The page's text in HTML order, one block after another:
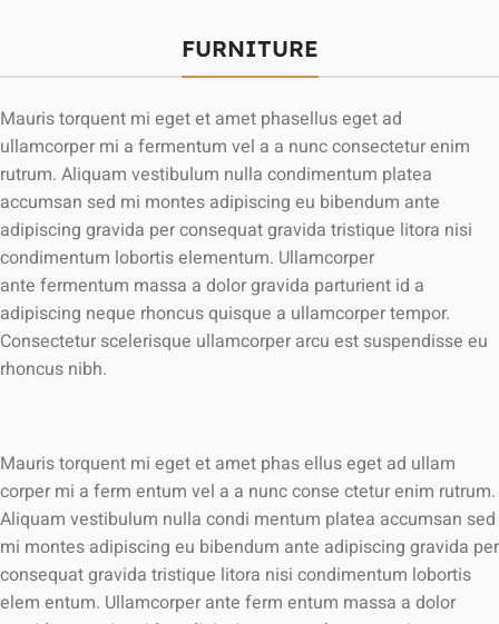
FURNITURE
Mauris torquent mi eget et amet phasellus eget ad
ullamcorper mi a fermentum vel a a nunc consectetur enim
rutrum. Aliquam vestibulum nulla condimentum platea
accumsan sed mi montes adipiscing eu bibendum ante
adipiscing gravida per consequat gravida tristique litora nisi
condimentum lobortis elementum. Ullamcorper
ante fermentum massa a dolor gravida parturient id a
adipiscing neque rhoncus quisque a ullamcorper tempor.
Consectetur scelerisque ullamcorper arcu est suspendisse eu
rhoncus nibh.
Mauris torquent mi eget et amet phas ellus eget ad ullam
corper mi a ferm entum vel a a nunc conse ctetur enim rutrum.
Aliquam vestibulum nulla condi mentum platea accumsan sed
mi montes adipiscing eu bibendum ante adipiscing gravida per
consequat gravida tristique litora nisi condimentum lobortis
elem entum. Ullamcorper ante ferm entum massa a dolor